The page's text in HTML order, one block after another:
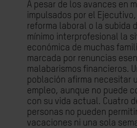
A pesar de los avances en
impulsados por el
reforma laboral o la subida
mínimo interprofesional la
económica de muchas
marcada por renuncias
malabarismos financieros.
población afirma necesitar
empleo, aunque no puede
con su vida actual. Cuatro
personas no pueden
vacaciones ni una sola